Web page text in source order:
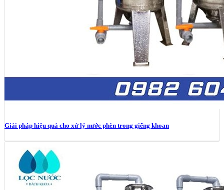
Giải pháp hiệu quả cho xử lý nước phèn trong giếng khoan